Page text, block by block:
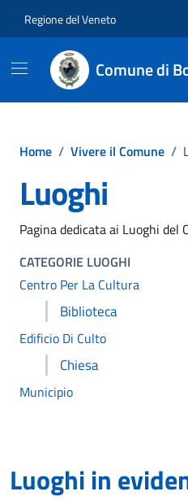
Regione del Veneto
Comune di
Home / Vivere il Comune /
Luoghi
Pagina dedicata ai Luoghi del
CATEGORIE LUOGHI
Centro Per La Cultura
Biblioteca
Edificio Di Culto
Chiesa
Municipio
Luoghi in